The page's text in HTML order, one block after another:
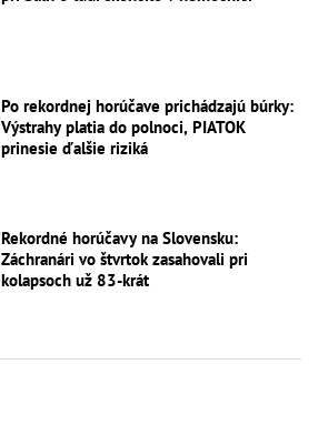
Po rekordnej horúčave prichádzajú búrky:
Výstrahy platia do polnoci, PIATOK
prinesie ďalšie riziká
Rekordné horúčavy na Slovensku:
Záchranári vo štvrtok zasahovali pri
kolapsoch už 83-krát